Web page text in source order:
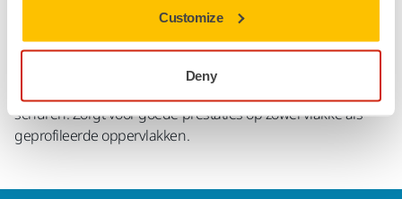
Customize
Deny
geschikt voor zowel hand- als machinaal schuren. De
scherpe aluminium korrel en semi open coating zorgen
ervoor dat het goed presteert op een veelheid van
schuren. Zorgt voor goede prestaties op zowel vlakke als
geprofileerde oppervlakken.